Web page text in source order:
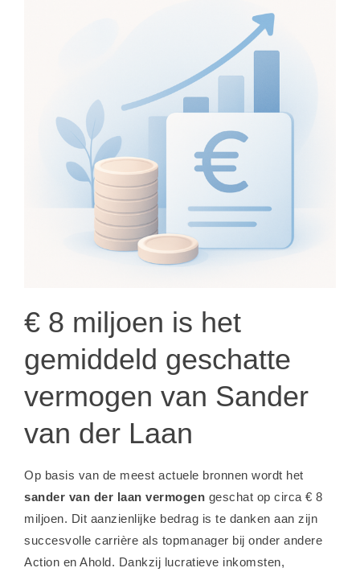
€ 8 miljoen is het
gemiddeld geschatte
vermogen van Sander
van der Laan
Op basis van de meest actuele bronnen wordt het
sander van der laan vermogen geschat op circa € 8
miljoen. Dit aanzienlijke bedrag is te danken aan zijn
succesvolle carrière als topmanager bij onder andere
Action en Ahold. Dankzij lucratieve inkomsten,